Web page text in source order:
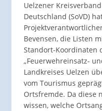
Uelzener
Deutschland (SoVD)
Bevensen, die Listen
Standort-Koordinaten
„Feuerwehreinsatz-
Landkreises Uelzen
vom Tourismus
Ortsfremde. Da diese
wissen, welche